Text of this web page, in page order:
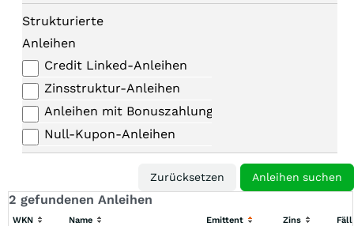
Strukturierte
Anleihen
Credit Linked-Anleihen
Zinsstruktur-Anleihen
Anleihen mit Bonuszahlungen
Null-Kupon-Anleihen
2 gefundenen Anleihen
WKN Name Emittent Zins